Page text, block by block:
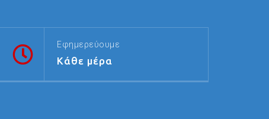
Εφημερεύουμε
Κάθε μέρα